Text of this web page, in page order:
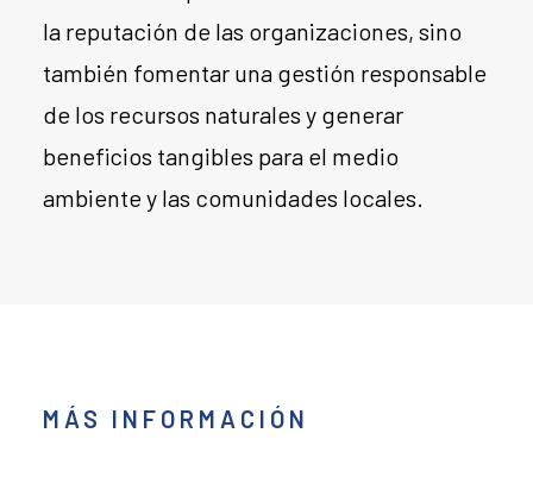
la reputación de las organizaciones, sino
también fomentar una gestión responsable
de los recursos naturales y generar
beneficios tangibles para el medio
ambiente y las comunidades locales.
MÁS INFORMACIÓN